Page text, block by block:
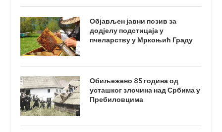
Објављен јавни позив за
додјелу подстицаја у
пчеларству у Мркоњић Граду
Обиљежено 85 година од
усташког злочина над Србима у
Пребиловцима